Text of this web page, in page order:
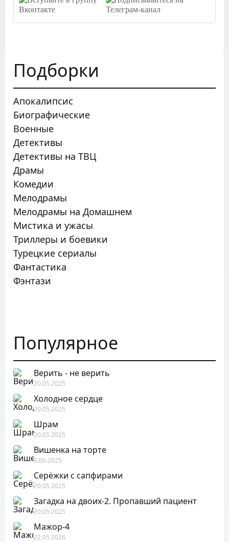
Подборки
Апокалипсис
Биографические
Военные
Детективы
Детективы на ТВЦ
Драмы
Комедии
Мелодрамы
Мелодрамы на Домашнем
Мистика и ужасы
Триллеры и боевики
Турецкие сериалы
Фантастика
Фэнтази
Популярное
Верить - не верить
20.05.2025
Холодное сердце
20.05.2025
Шрам
20.05.2025
Вишенка на торте
6.06.2025
Серёжки с сапфирами
20.05.2025
Загадка на двоих-2. Пропавший пациент
20.05.2025
Мажор-4
22.05.2026